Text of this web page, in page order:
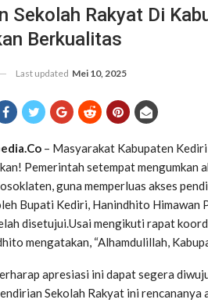
Sekolah Rakyat Di
Berkualitas
Last updated Mei 10, 2025
– Masyarakat Kabupaten
Pemerintah setempat mengumkan
guna memperluas akses
Bupati Kediri, Hanindhito Himawan
disetujui.Usai mengikuti rapat
mengatakan, “Alhamdulillah,
apresiasi ini dapat segera
Sekolah Rakyat ini